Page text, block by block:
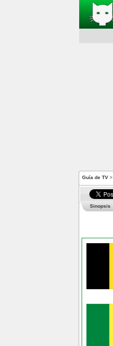
Guía de TV >
Sinopsis